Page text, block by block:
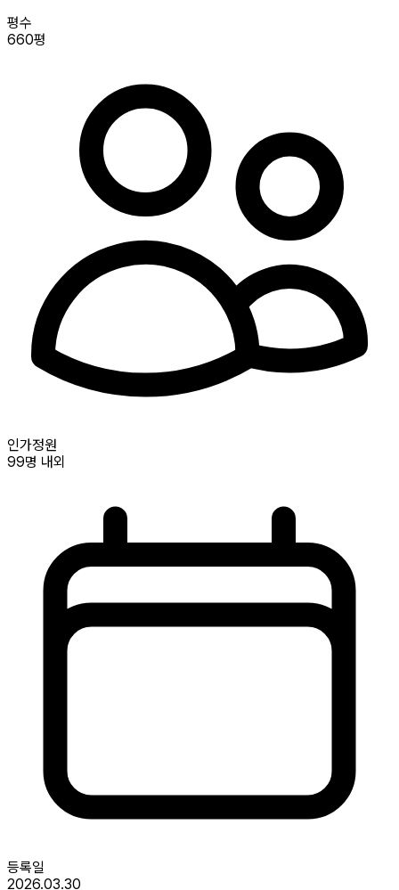
평수
660평
인가정원
99명 내외
등록일
2026.03.30